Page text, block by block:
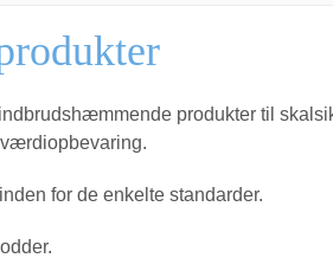
produkter til
for de enkelte standarder.